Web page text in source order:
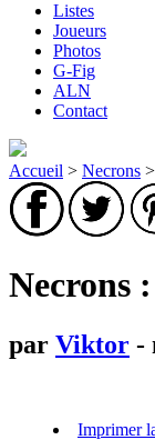
Listes
Joueurs
Photos
G-Fig
ALN
Contact
Accueil > Necrons >
Necrons
par Viktor -
Imprimer